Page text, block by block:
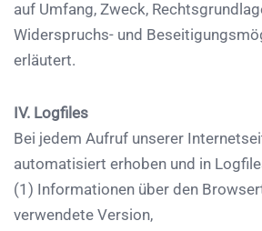
auf Umfang, Zweck,
Widerspruchs- und
erläutert.
IV. Logfiles
Bei jedem Aufruf unserer
automatisiert erhoben und in
(1) Informationen über den
verwendete Version,